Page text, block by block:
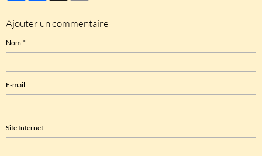
Ajouter un commentaire
Nom
E-mail
Site Internet